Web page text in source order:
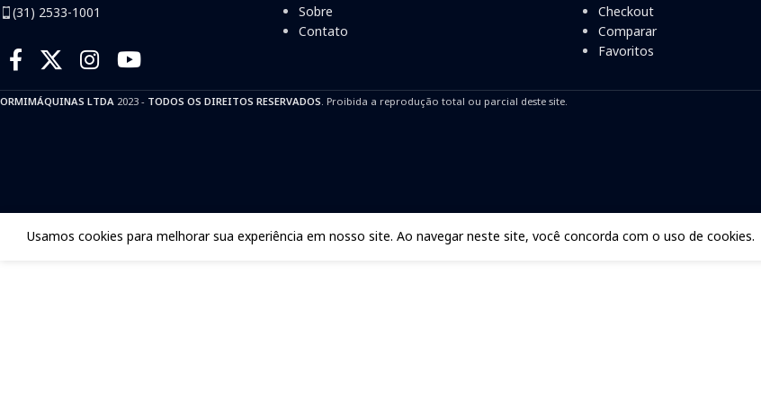
(31) 2533-1001
Sobre
Contato
Checkout
Comparar
Favoritos
ORMIMÁQUINAS LTDA 2023 - TODOS OS DIREITOS RESERVADOS. Proibida a reprodução total ou parcial deste site.
Usamos cookies para melhorar sua experiência em nosso site. Ao navegar neste site, você concorda com o uso de cookies.